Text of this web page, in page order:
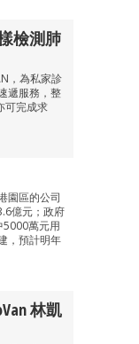
檢測肺
，為私家診
遞服務，整
可完成求
園區的公司
億元；政府
5000萬元用
，預計明年
林凱